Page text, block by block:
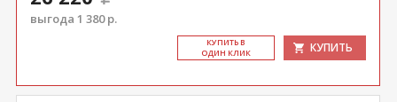
выгода 1 380 р.
КУ­ПИТЬ В
ОДИН КЛИК
КУПИТЬ